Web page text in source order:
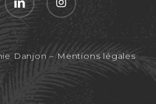
Danjon – Mentions légales